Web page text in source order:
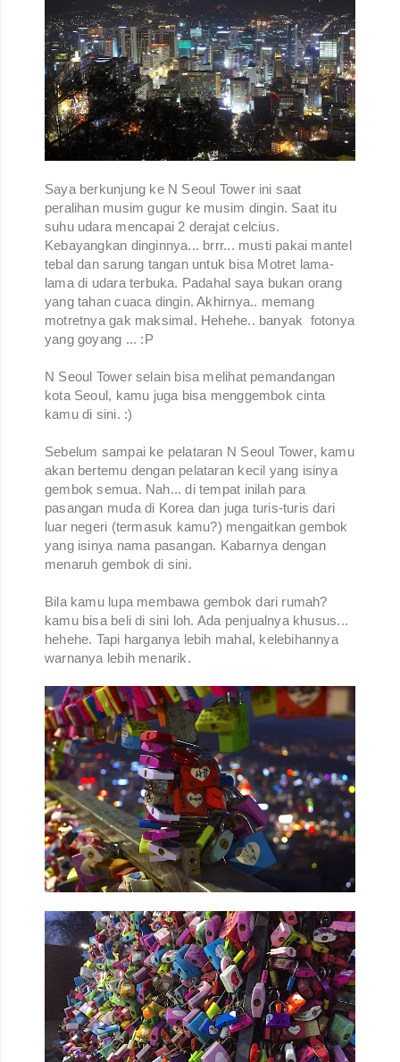
Saya berkunjung ke N Seoul Tower ini saat
peralihan musim gugur ke musim dingin. Saat itu
suhu udara mencapai 2 derajat celcius.
Kebayangkan dinginnya... brrr... musti pakai mantel
tebal dan sarung tangan untuk bisa Motret lama-
lama di udara terbuka. Padahal saya bukan orang
yang tahan cuaca dingin. Akhirnya.. memang
motretnya gak maksimal. Hehehe.. banyak fotonya
yang goyang ... :P
N Seoul Tower selain bisa melihat pemandangan
kota Seoul, kamu juga bisa menggembok cinta
kamu di sini. :)
Sebelum sampai ke pelataran N Seoul Tower, kamu
akan bertemu dengan pelataran kecil yang isinya
gembok semua. Nah... di tempat inilah para
pasangan muda di Korea dan juga turis-turis dari
luar negeri (termasuk kamu?) mengaitkan gembok
yang isinya nama pasangan. Kabarnya dengan
menaruh gembok di sini.
Bila kamu lupa membawa gembok dari rumah?
kamu bisa beli di sini loh. Ada penjualnya khusus...
hehehe. Tapi harganya lebih mahal, kelebihannya
warnanya lebih menarik.